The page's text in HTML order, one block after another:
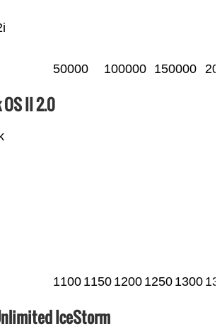
50000 100000 150000
II 2.0
1100 1150 1200 1250 1300
Unlimited IceStorm